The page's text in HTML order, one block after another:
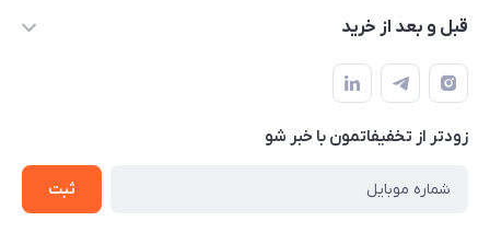
درباره ما
حساب کاربری
حریم خصوصی
قبل و بعد از خرید
نحوه خرید از گوشی آنلاین
شرایط ضمانت هفت روزه
روش ارسال کالا در گوشی آنلاین
روش بازگردانی کالا
زودتر از تخفیفاتمون با خبر شو
ثبت